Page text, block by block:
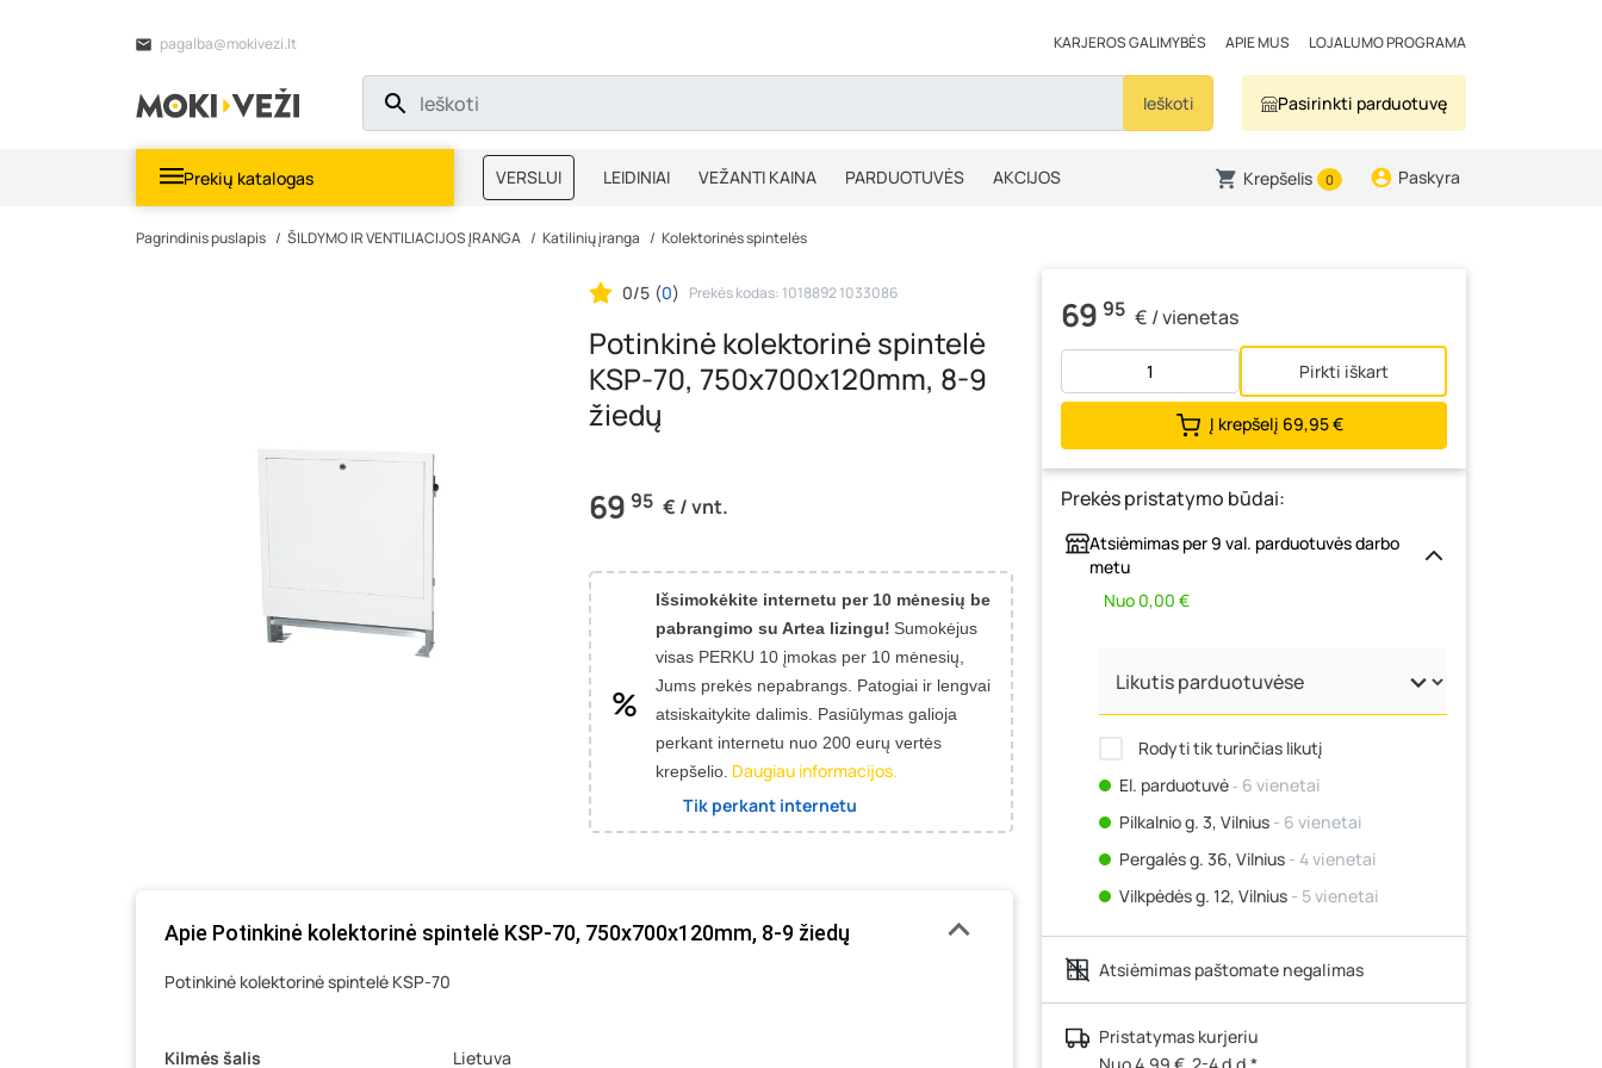
pagalba@mokivezi.lt KARJEROS GALIMYBĖS APIE MUS LOJALUMO PROGRAMA
Ieškoti Pasirinkti parduotuvę
Prekių katalogas VERSLUI LEIDINIAI VEŽANTI KAINA PARDUOTUVĖS AKCIJOS
MOKIBLOGAS IŠPARDAVIMAS
Krepšelis 0 Paskyra
Pagrindinis puslapis ŠILDYMO IR VENTILIACIJOS ĮRANGA Katilinių įranga Kolektorinės spintelės
0/5 (0) Prekės kodas: 1018892 1033086
Potinkinė kolektorinė spintelė
KSP-70, 750x700x120mm, 8-9
žiedų
69 95 € / vnt.
Išsimokėkite internetu per 10 mėnesių be
pabrangimo su Artea lizingu! Sumokėjus
visas PERKU 10 įmokas per 10 mėnesių,
Jums prekės nepabrangs. Patogiai ir lengvai
atsiskaitykite dalimis. Pasiūlymas galioja
perkant internetu nuo 200 eurų vertės
krepšelio. Daugiau informacijos.
Tik perkant internetu
Apie Potinkinė kolektorinė spintelė KSP-70, 750x700x120mm, 8-9 žiedų
Potinkinė kolektorinė spintelė KSP-70
Kilmės šalis Lietuva
69 95 € / vienetas
Pirkti iškart
Į krepšelį 69,95 €
Prekės pristatymo būdai:
Atsiėmimas per 9 val. parduotuvės darbo
metu
Nuo 0,00 €
Rodyti tik turinčias likutį
El. parduotuvė‐ 6 vienetai
Pilkalnio g. 3, Vilnius - 6 vienetai
Pergalės g. 36, Vilnius - 4 vienetai
Vilkpėdės g. 12, Vilnius - 5 vienetai
Ateities g. 15, Vilnius- 6 vienetai
Kauno r., Narsiečių k., Vytauto g. 183,
Kaunas- 5 vienetai
Šilutės pl. 83A, Klaipėda
Atsiėmimas paštomate negalimas
Pristatymas kurjeriu